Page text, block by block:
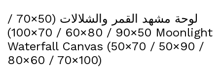
لوحة مشهد القمر والشلالات (50×70 /
50×90 / 80×60 / 70×100) ​Moonlight
Waterfall Canvas (50×70 / 50×90 /
80×60 / 70×100)